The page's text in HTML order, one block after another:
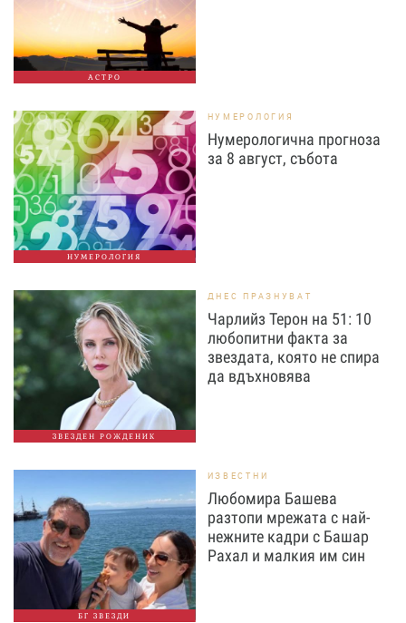
АСТРО
НУМЕРОЛОГИЯ
НУМЕРОЛОГИЯ
Нумерологична прогноза
за 8 август, събота
ЗВЕЗДЕН РОЖДЕНИК
ДНЕС ПРАЗНУВАТ
Чарлийз Терон на 51: 10
любопитни факта за
звездата, която не спира
да вдъхновява
БГ ЗВЕЗДИ
ИЗВЕСТНИ
Любомира Башева
разтопи мрежата с най-
нежните кадри с Башар
Рахал и малкия им син